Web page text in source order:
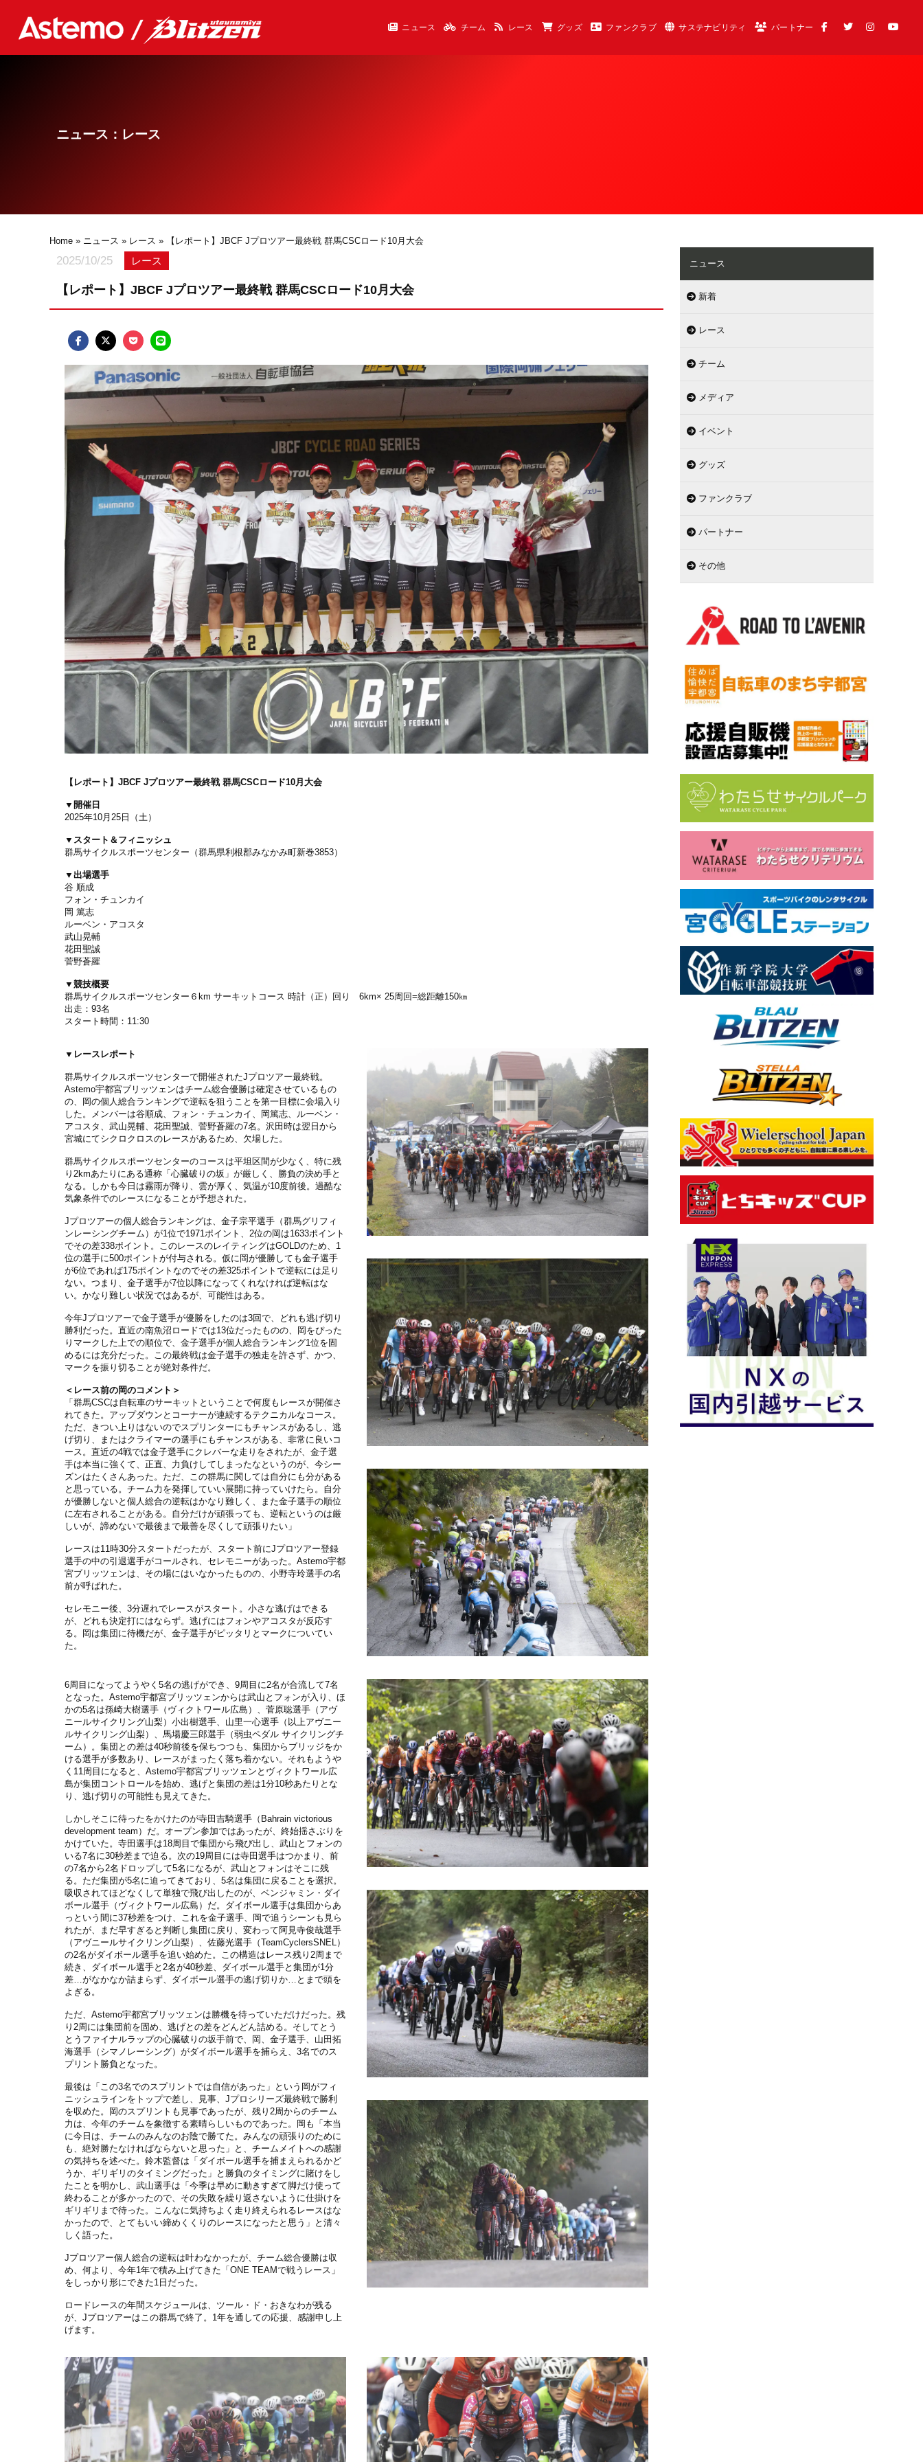
ニュース チーム レース グッズ ファンクラブ サステナビリティ パートナー
ニュース：レース
Home » ニュース » レース » 【レポート】JBCF Jプロツアー最終戦 群馬CSCロード10月大会
2025/10/25 レース
【レポート】JBCF Jプロツアー最終戦 群馬CSCロード10月大会
【レポート】JBCF Jプロツアー最終戦 群馬CSCロード10月大会
▼開催日
2025年10月25日（土）
▼スタート＆フィニッシュ
群馬サイクルスポーツセンター（群馬県利根郡みなかみ町新巻3853）
▼出場選手
谷 順成
フォン・チュンカイ
岡 篤志
ルーベン・アコスタ
武山晃輔
花田聖誠
菅野蒼羅
▼競技概要
群馬サイクルスポーツセンター６km サーキットコース 時計（正）回り 6km× 25周回=総距離150㎞
出走：93名
スタート時間：11:30
▼レースレポート
群馬サイクルスポーツセンターで開催されたJプロツアー最終戦。
Astemo宇都宮ブリッツェンはチーム総合優勝は確定させているもの
の、岡の個人総合ランキングで逆転を狙うことを第一目標に会場入り
した。メンバーは谷順成、フォン・チュンカイ、岡篤志、ルーベン・
アコスタ、武山晃輔、花田聖誠、菅野蒼羅の7名。沢田時は翌日から
宮城にてシクロクロスのレースがあるため、欠場した。
群馬サイクルスポーツセンターのコースは平坦区間が少なく、特に残
り2kmあたりにある通称「心臓破りの坂」が厳しく、勝負の決め手と
なる。しかも今日は霧雨が降り、雲が厚く、気温が10度前後。過酷な
気象条件でのレースになることが予想された。
Jプロツアーの個人総合ランキングは、金子宗平選手（群馬グリフィ
ンレーシングチーム）が1位で1971ポイント、2位の岡は1633ポイント
でその差338ポイント。このレースのレイティングはGOLDのため、1
位の選手に500ポイントが付与される。仮に岡が優勝しても金子選手
が6位であれば175ポイントなのでその差325ポイントで逆転には足り
ない。つまり、金子選手が7位以降になってくれなければ逆転はな
い。かなり難しい状況ではあるが、可能性はある。
今年Jプロツアーで金子選手が優勝をしたのは3回で、どれも逃げ切り
勝利だった。直近の南魚沼ロードでは13位だったものの、岡をぴった
りマークした上での順位で、金子選手が個人総合ランキング1位を固
めるには充分だった。この最終戦は金子選手の独走を許さず、かつ、
マークを振り切ることが絶対条件だ。
＜レース前の岡のコメント＞
「群馬CSCは自転車のサーキットということで何度もレースが開催さ
れてきた。アップダウンとコーナーが連続するテクニカルなコース。
ただ、きつい上りはないのでスプリンターにもチャンスがあるし、逃
げ切り、またはクライマーの選手にもチャンスがある、非常に良いコ
ース。直近の4戦では金子選手にクレバーな走りをされたが、金子選
手は本当に強くて、正直、力負けしてしまったなというのが、今シー
ズンはたくさんあった。ただ、この群馬に関しては自分にも分がある
と思っている。チーム力を発揮していい展開に持っていけたら。自分
が優勝しないと個人総合の逆転はかなり難しく、また金子選手の順位
に左右されることがある。自分だけが頑張っても、逆転というのは厳
しいが、諦めないで最後まで最善を尽くして頑張りたい」
レースは11時30分スタートだったが、スタート前にJプロツアー登録
選手の中の引退選手がコールされ、セレモニーがあった。Astemo宇都
宮ブリッツェンは、その場にはいなかったものの、小野寺玲選手の名
前が呼ばれた。
セレモニー後、3分遅れでレースがスタート。小さな逃げはできる
が、どれも決定打にはならず。逃げにはフォンやアコスタが反応す
る。岡は集団に待機だが、金子選手がピッタリとマークについてい
た。
6周目になってようやく5名の逃げができ、9周目に2名が合流して7名
となった。Astemo宇都宮ブリッツェンからは武山とフォンが入り、ほ
かの5名は孫崎大樹選手（ヴィクトワール広島）、菅原聡選手（アヴ
ニールサイクリング山梨）小出樹選手、山里一心選手（以上アヴニー
ルサイクリング山梨）、馬場慶三郎選手（弱虫ペダル サイクリングチ
ーム）。集団との差は40秒前後を保ちつつも、集団からブリッジをか
ける選手が多数あり、レースがまったく落ち着かない。それもようや
く11周目になると、Astemo宇都宮ブリッツェンとヴィクトワール広
島が集団コントロールを始め、逃げと集団の差は1分10秒あたりとな
り、逃げ切りの可能性も見えてきた。
しかしそこに待ったをかけたのが寺田吉騎選手（Bahrain victorious
development team）だ。オープン参加ではあったが、終始揺さぶりを
かけていた。寺田選手は18周目で集団から飛び出し、武山とフォンの
いる7名に30秒差まで迫る。次の19周目には寺田選手はつかまり、前
の7名から2名ドロップして5名になるが、武山とフォンはそこに残
る。ただ集団が5名に迫ってきており、5名は集団に戻ることを選択。
吸収されてほどなくして単独で飛び出したのが、ベンジャミン・ダイ
ボール選手（ヴィクトワール広島）だ。ダイボール選手は集団からあ
っという間に37秒差をつけ、これを金子選手、岡で追うシーンも見ら
れたが、まだ早すぎると判断し集団に戻り、変わって阿見寺俊哉選手
（アヴニールサイクリング山梨）、佐藤光選手（TeamCyclersSNEL）
の2名がダイボール選手を追い始めた。この構造はレース残り2周まで
続き、ダイボール選手と2名が40秒差、ダイボール選手と集団が1分
差…がなかなか詰まらず、ダイボール選手の逃げ切りか…とまで頭を
よぎる。
ただ、Astemo宇都宮ブリッツェンは勝機を待っていただけだった。残
り2周には集団前を固め、逃げとの差をどんどん詰める。そしてとう
とうファイナルラップの心臓破りの坂手前で、岡、金子選手、山田拓
海選手（シマノレーシング）がダイボール選手を捕らえ、3名でのス
プリント勝負となった。
最後は「この3名でのスプリントでは自信があった」という岡がフィ
ニッシュラインをトップで差し、見事、Jプロシリーズ最終戦で勝利
を収めた。岡のスプリントも見事であったが、残り2周からのチーム
力は、今年のチームを象徴する素晴らしいものであった。岡も「本当
に今日は、チームのみんなのお陰で勝てた。みんなの頑張りのために
も、絶対勝たなければならないと思った」と、チームメイトへの感謝
の気持ちを述べた。鈴木監督は「ダイボール選手を捕まえられるかど
うか、ギリギリのタイミングだった」と勝負のタイミングに賭けをし
たことを明かし、武山選手は「今季は早めに動きすぎて脚だけ使って
終わることが多かったので、その失敗を繰り返さないように仕掛けを
ギリギリまで待った。こんなに気持ちよく走り終えられるレースはな
かったので、とてもいい締めくくりのレースになったと思う」と清々
しく語った。
Jプロツアー個人総合の逆転は叶わなかったが、チーム総合優勝は収
め、何より、今年1年で積み上げてきた「ONE TEAMで戦うレース」
をしっかり形にできた1日だった。
ロードレースの年間スケジュールは、ツール・ド・おきなわが残る
が、Jプロツアーはこの群馬で終了。1年を通しての応援、感謝申し上
げます。
ニュース
新着
レース
チーム
メディア
イベント
グッズ
ファンクラブ
パートナー
その他